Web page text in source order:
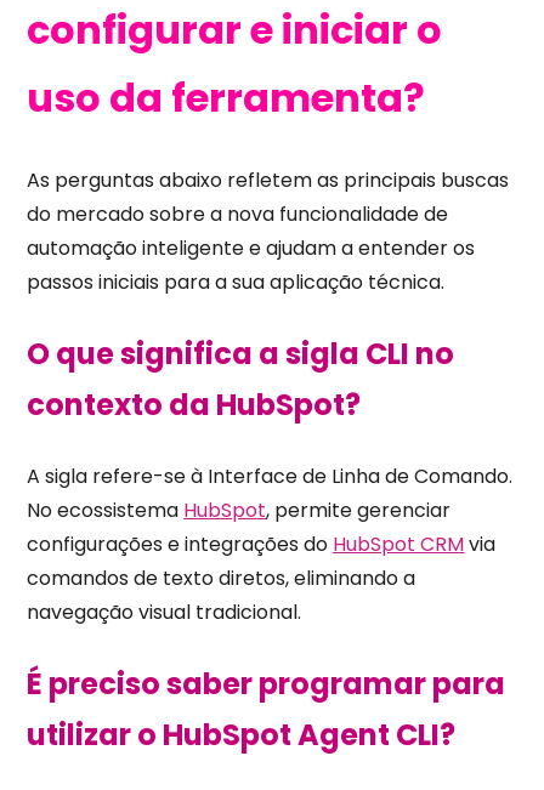
configurar e iniciar o
uso da ferramenta?
As perguntas abaixo refletem as principais buscas
do mercado sobre a nova funcionalidade de
automação inteligente e ajudam a entender os
passos iniciais para a sua aplicação técnica.
O que significa a sigla CLI no
contexto da HubSpot?
A sigla refere-se à Interface de Linha de Comando.
No ecossistema HubSpot, permite gerenciar
configurações e integrações do HubSpot CRMvia
comandos de texto diretos, eliminando a
navegação visual tradicional.
É preciso saber programar para
utilizar o HubSpot Agent CLI?